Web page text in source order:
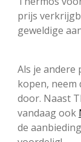
prijs
geweldige
Als je andere
kopen, neem
door. Naast
vandaag ook
de